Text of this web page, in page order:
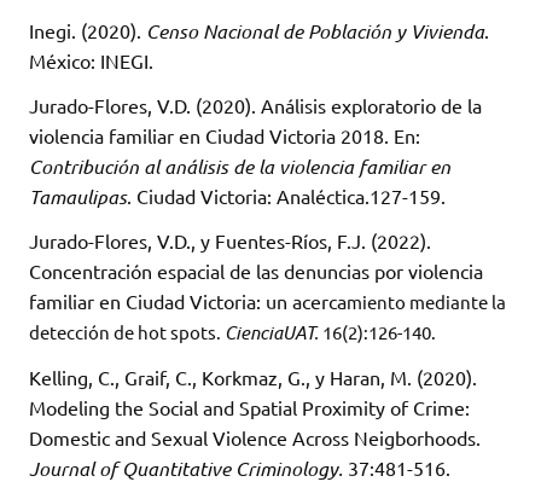
Inegi. (2020). Censo Nacional de Población y Vivienda.
México: INEGI.
Jurado-Flores, V.D. (2020). Análisis exploratorio de la
violencia familiar en Ciudad Victoria 2018. En:
Contribución al análisis de la violencia familiar en
Tamaulipas. Ciudad Victoria: Analéctica.127-159.
Jurado-Flores, V.D., y Fuentes-Ríos, F.J. (2022).
Concentración espacial de las denuncias por violencia
familiar en Ciudad Victoria: un acercamiento mediante la
detección de hot spots. CienciaUAT. 16(2):126-140.
Kelling, C., Graif, C., Korkmaz, G., y Haran, M. (2020).
Modeling the Social and Spatial Proximity of Crime:
Domestic and Sexual Violence Across Neigborhoods.
Journal of Quantitative Criminology. 37:481-516.